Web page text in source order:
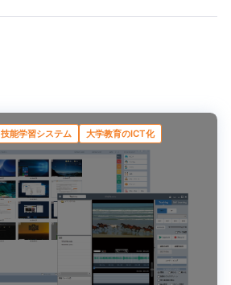
能学習システム 大学教育のICT化